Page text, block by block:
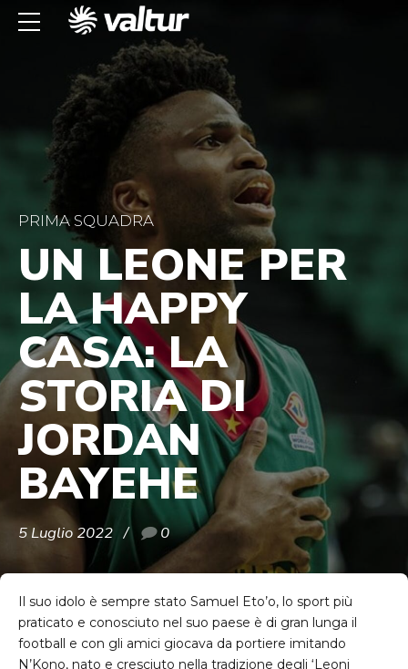
PRIMA SQUADRA
UN LEONE PER
LA HAPPY
CASA: LA
STORIA DI
JORDAN
BAYEHE
5 Luglio 2022 0
Il suo idolo è sempre stato Samuel Eto’o, lo sport più
praticato e conosciuto nel suo paese è di gran lunga il
football e con gli amici giocava da portiere imitando
N’Kono, nato e cresciuto nella tradizione degli ‘Leoni